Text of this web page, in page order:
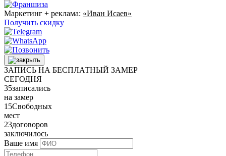
Маркетинг + реклама: «Иван Исаев»
Получить скидку
ЗАПИСЬ НА БЕСПЛАТНЫЙ ЗАМЕР
СЕГОДНЯ
35записались
на замер
15Свободных
мест
23договоров
заключилось
Ваше имя